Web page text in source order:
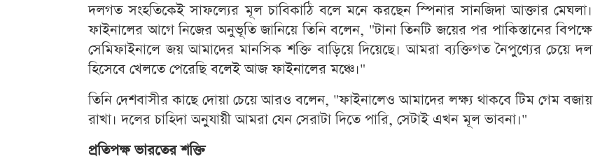
দলগত সংহতিকেই সাফল্যের মূল চাবিকাঠি বলে মনে করছেন স্পিনার সানজিদা আক্তার মেঘলা।
ফাইনালের আগে নিজের অনুভূতি জানিয়ে তিনি বলেন, "টানা তিনটি জয়ের পর পাকিস্তানের বিপক্ষে
সেমিফাইনালে জয় আমাদের মানসিক শক্তি বাড়িয়ে দিয়েছে। আমরা ব্যক্তিগত নৈপুণ্যের চেয়ে দল
হিসেবে খেলতে পেরেছি বলেই আজ ফাইনালের মঞ্চে।"
তিনি দেশবাসীর কাছে দোয়া চেয়ে আরও বলেন, "ফাইনালেও আমাদের লক্ষ্য থাকবে টিম গেম বজায়
রাখা। দলের চাহিদা অনুযায়ী আমরা যেন সেরাটা দিতে পারি, সেটাই এখন মূল ভাবনা।"
প্রতিপক্ষ ভারতের শক্তি